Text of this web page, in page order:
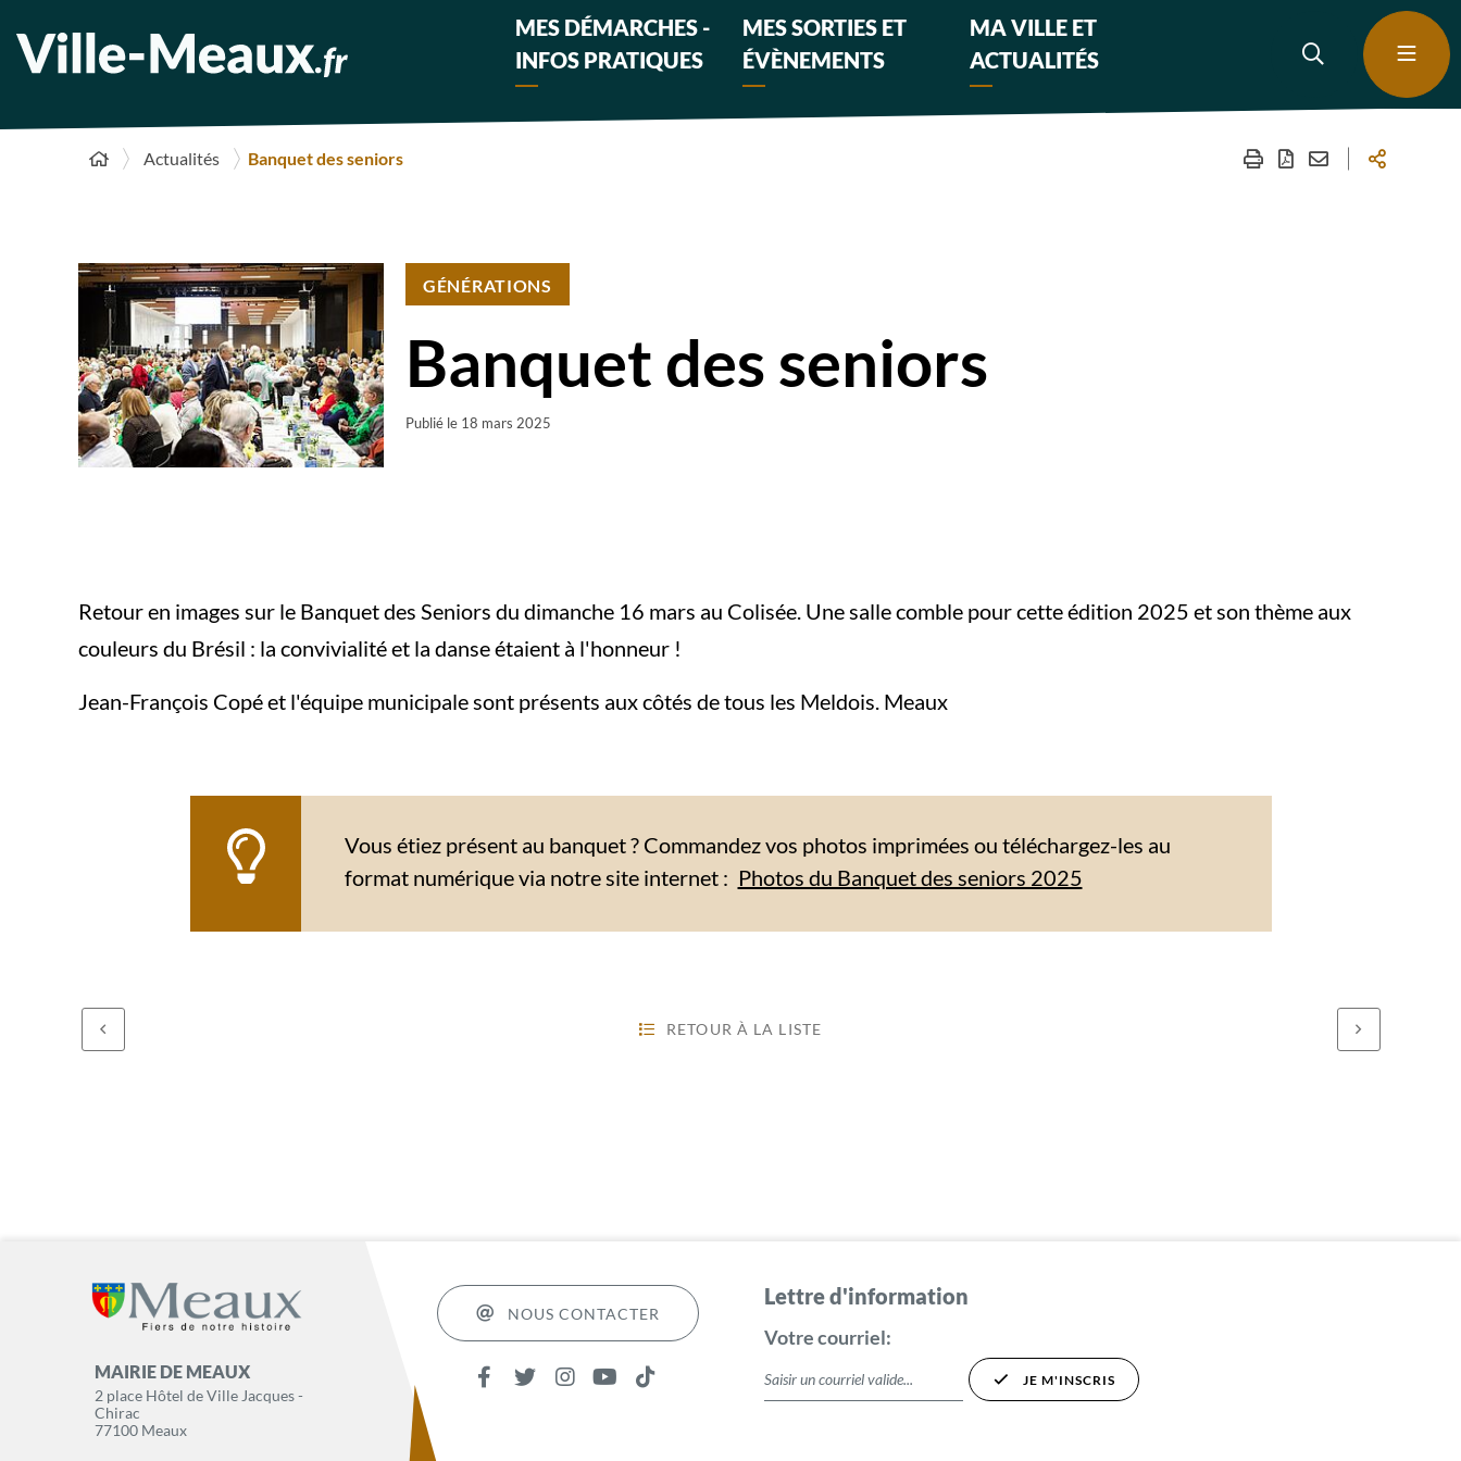
MES DÉMARCHES -
INFOS PRATIQUES
MES SORTIES ET
ÉVÈNEMENTS
MA VILLE ET
ACTUALITÉS
Actualités Banquet des seniors
GÉNÉRATIONS
Banquet des seniors
Publié le 18 mars 2025
Retour en images sur le Banquet des Seniors du dimanche 16 mars au Colisée. Une salle comble pour cette édition 2025 et son thème aux
couleurs du Brésil : la convivialité et la danse étaient à l'honneur !
Jean-François Copé et l'équipe municipale sont présents aux côtés de tous les Meldois. Meaux
Vous étiez présent au banquet ? Commandez vos photos imprimées ou téléchargez-les au
format numérique via notre site internet : Photos du Banquet des seniors 2025
RETOUR À LA LISTE
MAIRIE DE MEAUX
2 place Hôtel de Ville Jacques -
Chirac
77100 Meaux
NOUS CONTACTER
Lettre d'information
Votre courriel:
JE M'INSCRIS